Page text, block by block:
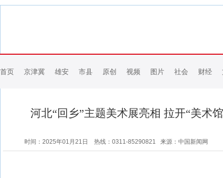
首页 京津冀 雄安 市县 原创 视频 图片 社会 财经
河北“回乡”主题美术展亮相 拉开“美术
时间：2025年01月21日 热线：0311-85290821 来源：中国新闻网